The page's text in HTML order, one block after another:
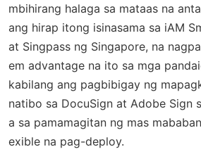
mbihirang halaga sa mataas na
ang hirap itong isinasama sa iAM
at Singpass ng Singapore, na
em advantage na ito sa mga
kabilang ang pagbibigay ng
natibo sa DocuSign at Adobe Sign
a sa pamamagitan ng mas
exible na pag-deploy.